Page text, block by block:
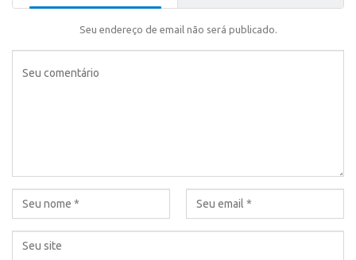
Seu endereço de email não será publicado.